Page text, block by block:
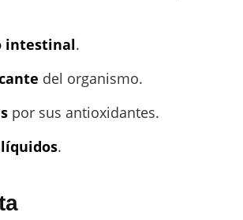
intestinal.
del organismo.
por sus antioxidantes.
.